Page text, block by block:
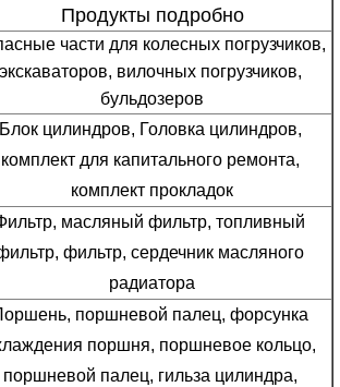
Продукты подробно
части для колесных погрузчиков,
экскаваторов, вилочных погрузчиков,
бульдозеров
Блок цилиндров, Головка цилиндров,
комплект для капитального ремонта,
комплект прокладок
масляный фильтр, топливный
фильтр, сердечник масляного
радиатора
поршневой палец, форсунка
поршня, поршневое кольцо,
поршневой палец, гильза цилиндра,